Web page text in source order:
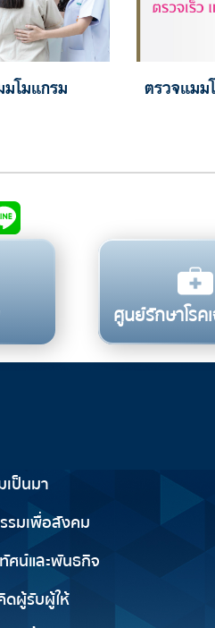
โมแกรม ตรวจแมม
ศูนย์รักษาโรค
เป็นมา
รมเพื่อสังคม
ศน์และพันธกิจ
ดผู้รับผู้ให้